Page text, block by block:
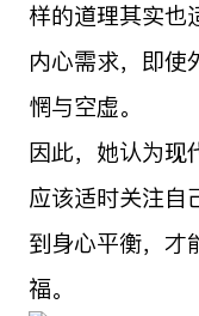
样的道理其实也
内心需求，即使
惘与空虚。
因此，她认为现
应该适时关注自
到身心平衡，才
福。